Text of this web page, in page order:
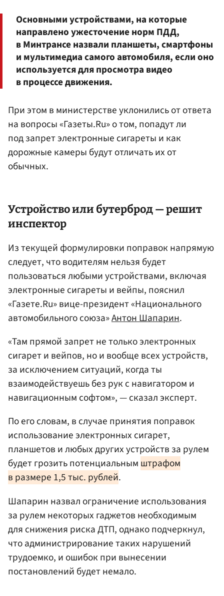
Основными устройствами, на которые
направлено ужесточение норм ПДД,
в Минтрансе назвали планшеты, смартфоны
и мультимедиа самого автомобиля, если оно
используется для просмотра видео
в процессе движения.
При этом в министерстве уклонились от ответа
на вопросы «Газеты.Ru» о том, попадут ли
под запрет электронные сигареты и как
дорожные камеры будут отличать их от
обычных.
Устройство или бутерброд — решит
инспектор
Из текущей формулировки поправок напрямую
следует, что водителям нельзя будет
пользоваться любыми устройствами, включая
электронные сигареты и вейпы, пояснил
«Газете.Ru» вице-президент «Национального
автомобильного союза»Антон Шапарин.
«Там прямой запрет не только электронных
сигарет и вейпов, но и вообще всех устройств,
за исключением ситуаций, когда ты
взаимодействуешь без рук с навигатором и
навигационным софтом», — сказал эксперт.
По его словам, в случае принятия поправок
использование электронных сигарет,
планшетов и любых других устройств за рулем
будет грозить потенциальным штрафом
в размере 1,5 тыс. рублей.
Шапарин назвал ограничение использования
за рулем некоторых гаджетов необходимым
для снижения риска ДТП, однако подчеркнул,
что администрирование таких нарушений
трудоемко, и ошибок при вынесении
постановлений будет немало.